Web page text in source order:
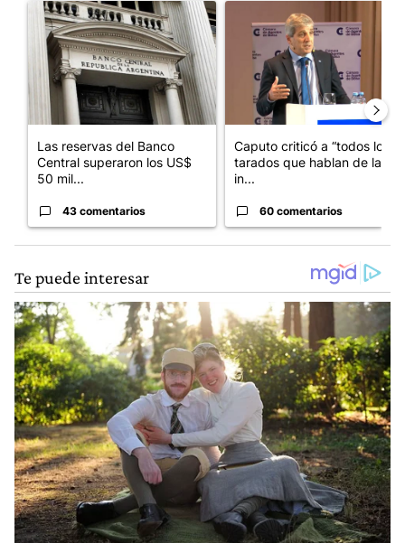
Un artículo de tendencia con el título "Las reservas del Banco
Las reservas del Banco
Central superaron los US$
50 mil...
43 comentarios
Caputo criticó a “todos los
tarados que hablan de la
in...
60 comentarios